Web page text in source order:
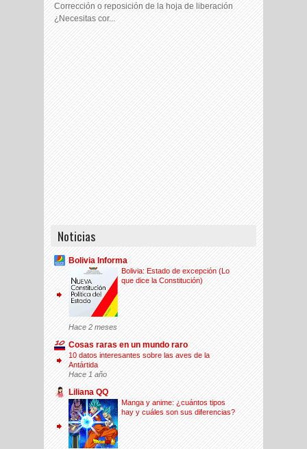
Corrección o reposición de la hoja de liberación
¿Necesitas cor...
Noticias
Bolivia Informa
Bolivia: Estado de excepción (Lo
que dice la Constitución)
Hace 2 meses
Cosas raras en un mundo raro
10 datos interesantes sobre las aves de la
Antártida
Hace 1 año
Liliana QQ
Manga y anime: ¿cuántos tipos
hay y cuáles son sus diferencias?